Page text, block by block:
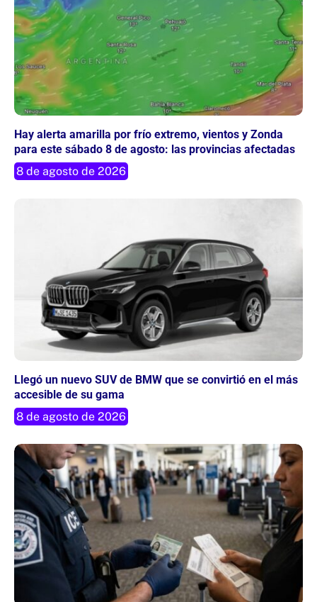
Hay alerta amarilla por frío extremo, vientos y Zonda
para este sábado 8 de agosto: las provincias afectadas
8 de agosto de 2026
Llegó un nuevo SUV de BMW que se convirtió en el más
accesible de su gama
8 de agosto de 2026